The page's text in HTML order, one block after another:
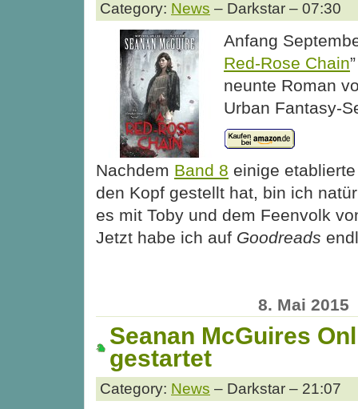
Category: News – Darkstar – 07:30
Anfang
Red-Rose Chain
neunte Roman
Urban Fantasy-
Nachdem Band 8 einige
den Kopf gestellt hat, bin ich
es mit Toby und dem Feenvolk
Jetzt habe ich auf Goodreads
8. Mai 2015
Seanan McGuires
gestartet
Category: News – Darkstar – 21:07